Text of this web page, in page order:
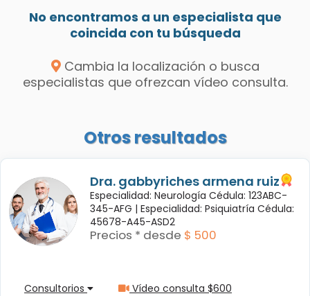
No encontramos a un especialista que
coincida con tu búsqueda
Cambia la localización o busca
especialistas que ofrezcan vídeo consulta.
Otros resultados
Dra. gabbyriches armena ruiz
Especialidad: Neurología Cédula: 123ABC-
345-AFG | Especialidad: Psiquiatría Cédula:
45678-A45-ASD2
Precios * desde $ 500
Consultorios Vídeo consulta $600